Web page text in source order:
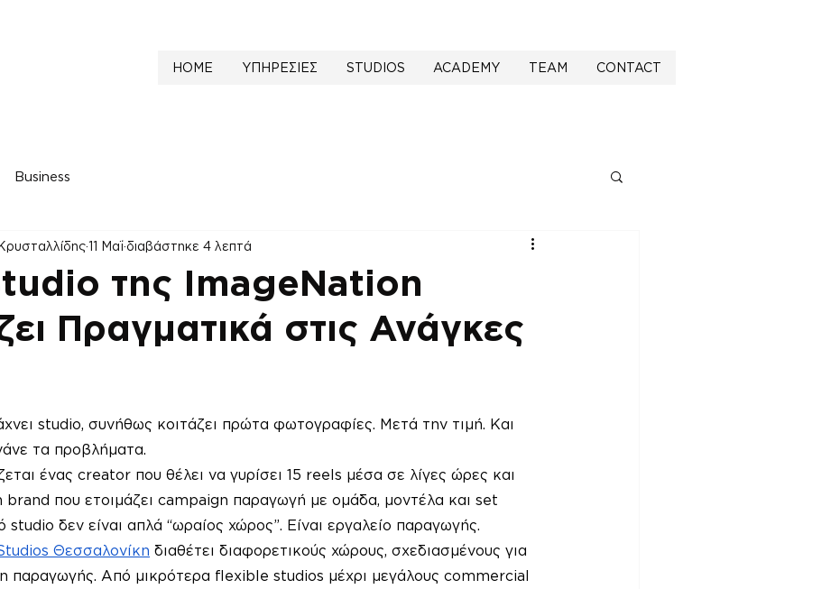
HOME ΥΠΗΡΕΣΙΕΣ STUDIOS ACADEMY TEAM CONTACT
Business
της ImageNation
Πραγματικά στις Ανάγκες
11 Μαΐ διαβάστηκε 4 λεπτά
με NaN από 5 αστέρια.
studio, συνήθως κοιτάζει πρώτα φωτογραφίες. Μετά την τιμή. Και
τα προβλήματα.
ένας creator που θέλει να γυρίσει 15 reels μέσα σε λίγες ώρες και
brand που ετοιμάζει campaign παραγωγή με ομάδα, μοντέλα και set
δεν είναι απλά “ωραίος χώρος”. Είναι εργαλείο παραγωγής.
Θεσσαλονίκη διαθέτει διαφορετικούς χώρους, σχεδιασμένους για
παραγωγής. Από μικρότερα flexible studios μέχρι μεγάλους commercial